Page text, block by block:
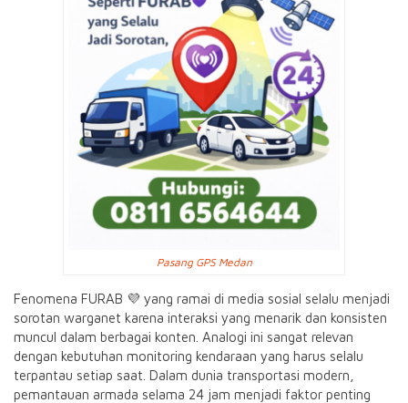
Pasang GPS Medan
Fenomena FURAB 💜 yang ramai di media sosial selalu menjadi
sorotan warganet karena interaksi yang menarik dan konsisten
muncul dalam berbagai konten. Analogi ini sangat relevan
dengan kebutuhan monitoring kendaraan yang harus selalu
terpantau setiap saat. Dalam dunia transportasi modern,
pemantauan armada selama 24 jam menjadi faktor penting